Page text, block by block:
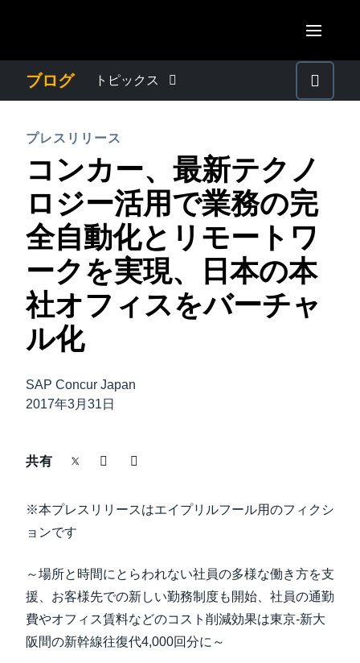
AMERICAS
Canada (Français)
México (Español)
Brasil (Português)
United Kingdom (English)
France (Français)
Deutschland (Deutsch)
Italia (Italiano)
Nederlands (English)
ASIA PACIFIC
Australia (English)
India (English)
日本（日本語)
Singapore (English)
ブログ トピックス
プレスリリース
電子帳簿保存法・インボイス制度
経理・総務の豆知識
出張・経費管理トレンド
導入事例
サステナビリティ
働きかた改革
自治体・公共機関・教育機関等
プレスリリース
コンカー、最新テクノ
ロジー活用で業務の完
全自動化とリモートワ
ークを実現、日本の本
社オフィスをバーチャ
ル化
SAP Concur Japan
2017年3月31日
共有
※本プレスリリースはエイプリルフール用のフィクシ
ョンです
～場所と時間にとらわれない社員の多様な働き方を支
援、お客様先での新しい勤務制度も開始、社員の通勤
費やオフィス賃料などのコスト削減効果は東京-新大
阪間の新幹線往復代4,000回分に～